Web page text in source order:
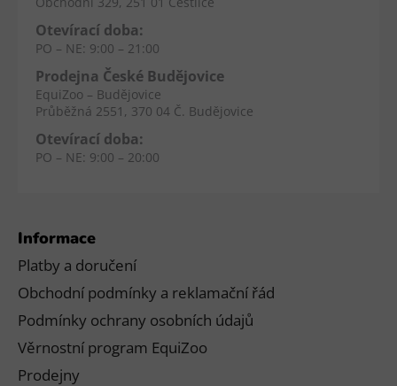
Informace
Platby a doručení
Obchodní podmínky a reklamační řád
Podmínky ochrany osobních údajů
Věrnostní program EquiZoo
Prodejny
Otevírací doba:
PO – NE: 9:00 – 21:00
Prodejna České Budějovice
EquiZoo – Budějovice
Průběžná 2551, 370 04 Č. Budějovice
Otevírací doba:
PO – NE: 9:00 – 20:00